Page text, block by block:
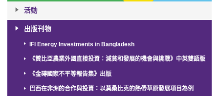
活動
出版刊物
IFI Energy Investments in Bangladesh
《贊比亞農業外國直接投資：減貧和發展的機會與挑戰》中英雙語版
《金磚國家不平等報告集》出版
巴西在非洲的合作與投資：以莫桑比克的熱帶草原發展項目為例